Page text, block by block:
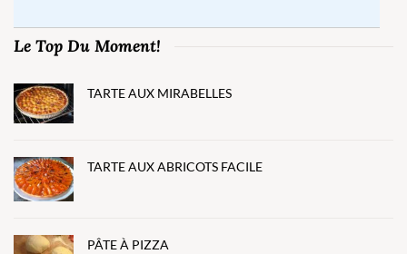
Le Top Du Moment!
TARTE AUX MIRABELLES
TARTE AUX ABRICOTS FACILE
PÂTE À PIZZA